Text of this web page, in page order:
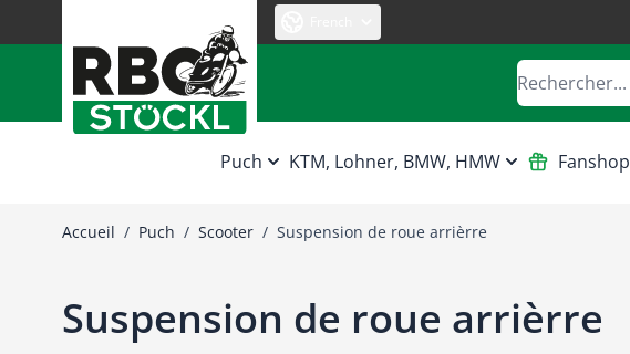
Rechercher
Puch KTM, Lohner, BMW, HMW Fanshop
Accueil / Puch / Scooter / Suspension de roue arrièrre
Suspension de roue arrièrre